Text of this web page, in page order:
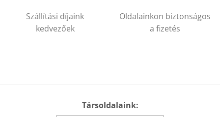
Szállítási díjaink
kedvezőek
Oldalainkon biztonságos
a fizetés
Társoldalaink: